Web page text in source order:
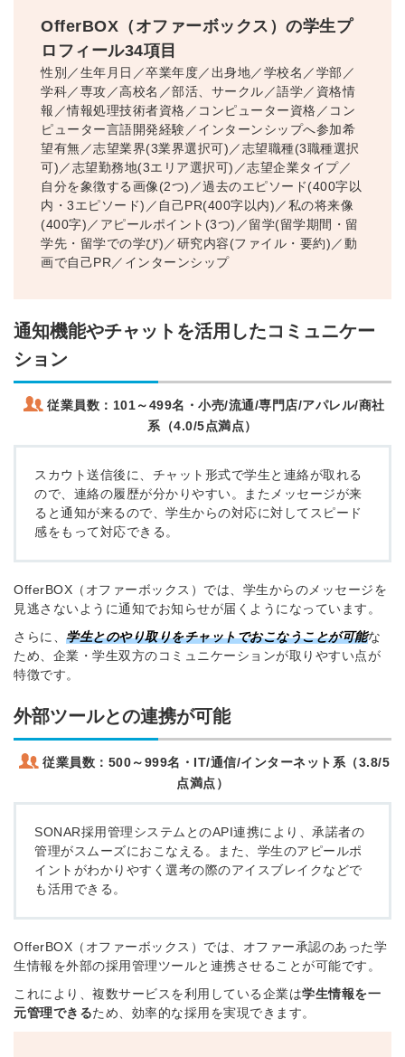
OfferBOX（オファーボックス）の学生プ
ロフィール34項目
性別／生年月日／卒業年度／出身地／学校名／学部／
学科／専攻／高校名／部活、サークル／語学／資格情
報／情報処理技術者資格／コンピューター資格／コン
ピューター言語開発経験／インターンシップへ参加希
望有無／志望業界(3業界選択可)／志望職種(3職種選択
可)／志望勤務地(3エリア選択可)／志望企業タイプ／
自分を象徴する画像(2つ)／過去のエピソード(400字以
内・3エピソード)／自己PR(400字以内)／私の将来像
(400字)／アピールポイント(3つ)／留学(留学期間・留
学先・留学での学び)／研究内容(ファイル・要約)／動
画で自己PR／インターンシップ
通知機能やチャットを活用したコミュニケー
ション
従業員数： 101～499名 ・小売/流通/専門店/アパレル/商社
系（4.0/5点満点）
スカウト送信後に、チャット形式で学生と連絡が取れる
ので、連絡の履歴が分かりやすい。またメッセージが来
ると通知が来るので、学生からの対応に対してスピード
感をもって対応できる。
OfferBOX（オファーボックス）では、学生からのメッセージを
見逃さないように通知でお知らせが届くようになっています。
さらに、 学生とのやり取りをチャットでおこなうことが可能な
ため、企業・学生双方のコミュニケーションが取りやすい点が
特徴です。
外部ツールとの連携が可能
従業員数： 500～999名 ・ IT/通信/インターネット系（3.8/5
点満点）
SONAR採用管理システムとのAPI連携により、承諾者の
管理がスムーズにおこなえる。また、学生のアピールポ
イントがわかりやすく選考の際のアイスブレイクなどで
も活用できる。
OfferBOX（オファーボックス）では、オファー承認のあった学
生情報を外部の採用管理ツールと連携させることが可能です。
これにより、複数サービスを利用している企業は学生情報を一
元管理できるため、効率的な採用を実現できます。